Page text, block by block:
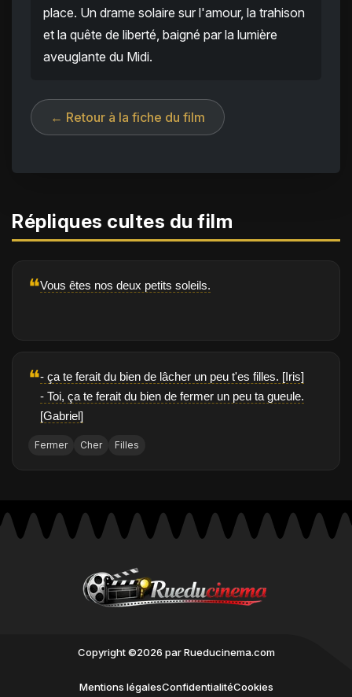
place. Un drame solaire sur l'amour, la trahison
et la quête de liberté, baigné par la lumière
aveuglante du Midi.
← Retour à la fiche du film
Répliques cultes du film
❝Vous êtes nos deux petits soleils.
❝- ça te ferait du bien de lâcher un peu t'es filles. [Iris]
- Toi, ça te ferait du bien de fermer un peu ta gueule.
[Gabriel]
Fermer Cher Filles
Copyright ©2026 par Rueducinema.com
Mentions légalesConfidentialitéCookies